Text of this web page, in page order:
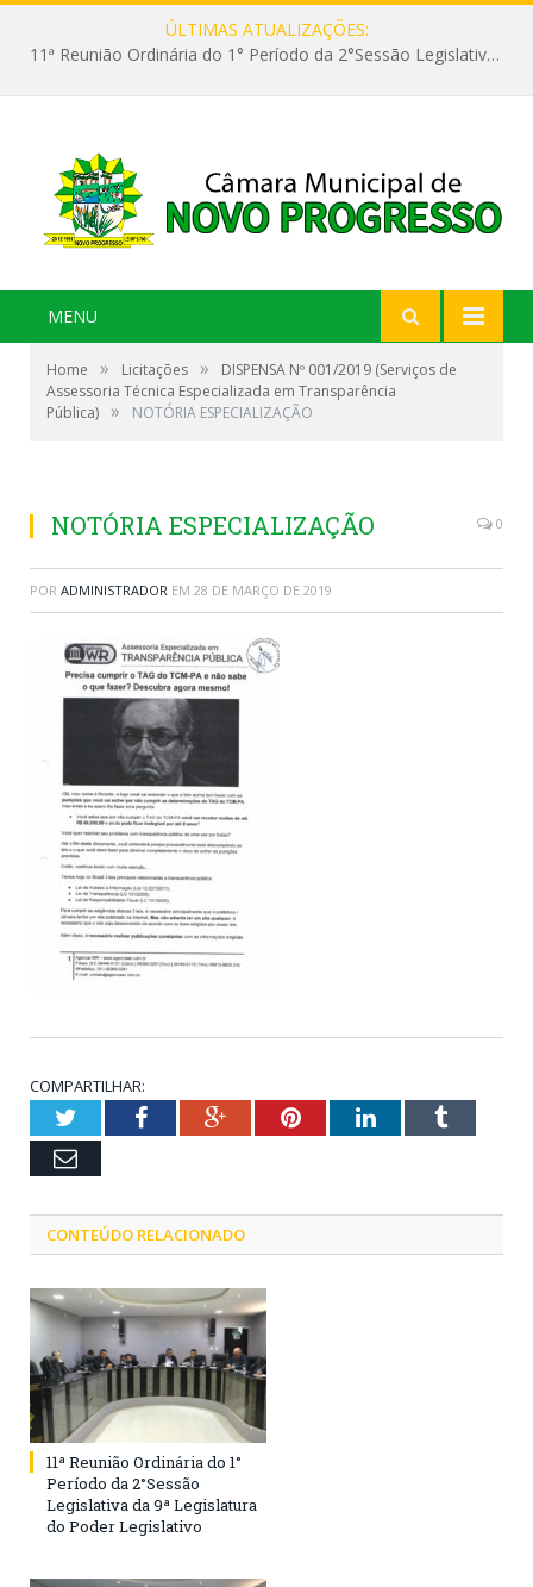
ÚLTIMAS ATUALIZAÇÕES:
11ª Reunião Ordinária do 1° Período da 2°Sessão Legislativa da 9ª Legislatura do Poder Legislativo
MENU
Home » Licitações »
DISPENSA Nº 001/2019 (Serviços de
Assessoria Técnica Especializada em Transparência
Pública) » NOTÓRIA ESPECIALIZAÇÃO
NOTÓRIA ESPECIALIZAÇÃO 0
POR ADMINISTRADOR EM 28 DE MARÇO DE 2019
COMPARTILHAR:
TwitterFacebookGoogle+PinterestLinkedInTumblr
Email
CONTEÚDO RELACIONADO
11ª Reunião Ordinária do 1°
Período da 2°Sessão
Legislativa da 9ª Legislatura
do Poder Legislativo